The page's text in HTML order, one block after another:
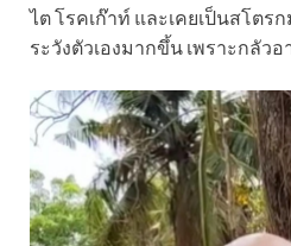
ไต โรคเก๊าท์ และเคยเป็นสโตร
ระวังตัวเองมากขึ้น เพราะกลัว